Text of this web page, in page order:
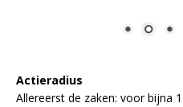
Actieradius
Allereerst de zaken: voor bijna